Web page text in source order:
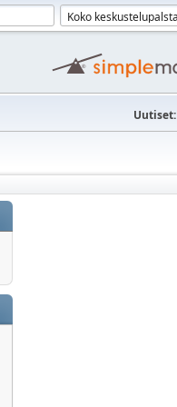
Uutiset: